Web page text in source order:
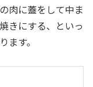
肉に蓋をして中ま
きにする、といっ
ます。